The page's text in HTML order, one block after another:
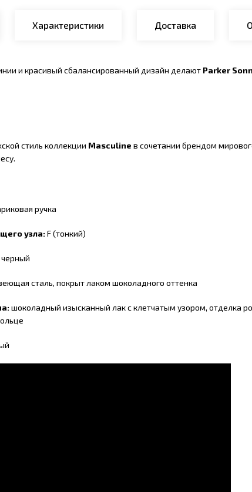
Характеристики Доставка
и красивый сбалансированный дизайн делают Parker
стиль коллекции Masculine в сочетании брендом
ручка
узла:F (тонкий)
черный
сталь, покрыт лаком шоколадного оттенка
шоколадный изысканный лак с клетчатым узором, отделка